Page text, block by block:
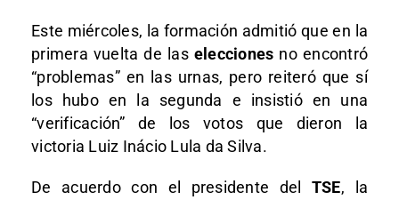
Este miércoles, la formación admitió que en la
primera vuelta de las elecciones no encontró
“problemas” en las urnas, pero reiteró que sí
los hubo en la segunda e insistió en una
“verificación” de los votos que dieron la
victoria Luiz Inácio Lula da Silva.
De acuerdo con el presidente del TSE, la